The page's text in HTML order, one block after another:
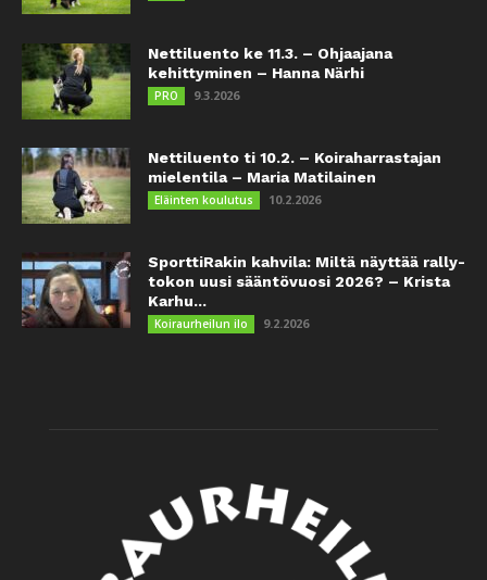
Nettiluento ke 11.3. – Ohjaajana
kehittyminen – Hanna Närhi
PRO 9.3.2026
Nettiluento ti 10.2. – Koiraharrastajan
mielentila – Maria Matilainen
Eläinten koulutus 10.2.2026
SporttiRakin kahvila: Miltä näyttää rally-
tokon uusi sääntövuosi 2026? – Krista
Karhu...
Koiraurheilun ilo 9.2.2026